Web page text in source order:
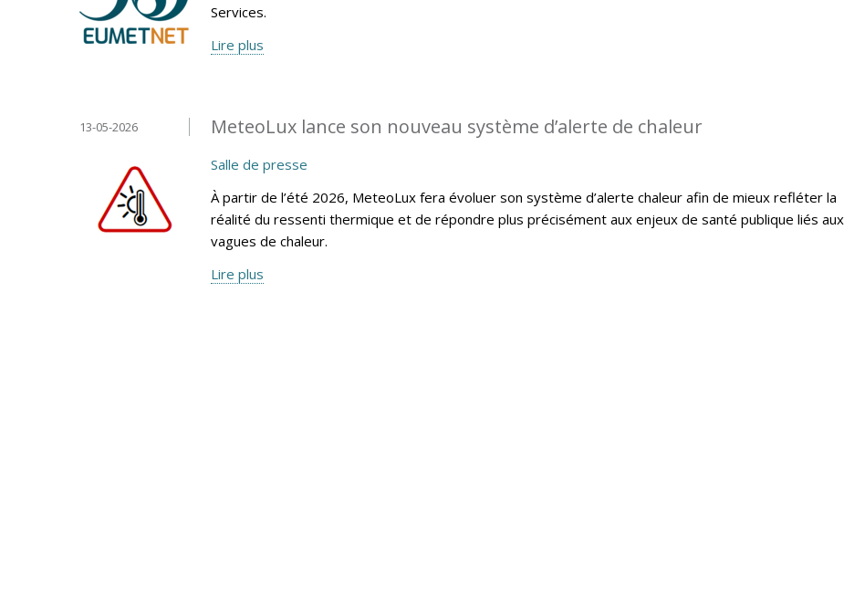
Services.
Lire plus
MeteoLux lance son nouveau système d’alerte de chaleur
13-05-2026
Salle de presse
À partir de l’été 2026, MeteoLux fera évoluer son système d’alerte chaleur afin de mieux refléter la
réalité du ressenti thermique et de répondre plus précisément aux enjeux de santé publique liés aux
vagues de chaleur.
Lire plus